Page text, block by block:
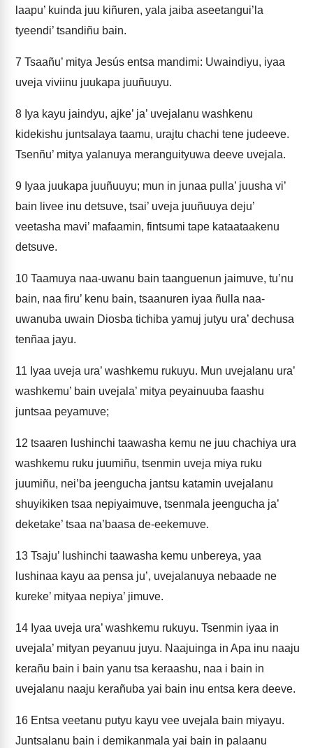
laapu’ kuinda juu kiñuren, yala jaiba aseetangui’la
tyeendi’ tsandiñu bain.
7 Tsaañu’ mitya Jesús entsa mandimi: Uwaindiyu, iyaa
uveja viviinu juukapa juuñuuyu.
8 Iya kayu jaindyu, ajke’ ja’ uvejalanu washkenu
kidekishu juntsalaya taamu, urajtu chachi tene judeeve.
Tsenñu’ mitya yalanuya meranguityuwa deeve uvejala.
9 Iyaa juukapa juuñuuyu; mun in junaa pulla’ juusha vi’
bain livee inu detsuve, tsai’ uveja juuñuuya deju’
veetasha mavi’ mafaamin, fintsumi tape kataataakenu
detsuve.
10 Taamuya naa-uwanu bain taanguenun jaimuve, tu’nu
bain, naa firu’ kenu bain, tsaanuren iyaa ñulla naa-
uwanuba uwain Diosba tichiba yamuj jutyu ura’ dechusa
tenñaa jayu.
11 Iyaa uveja ura’ washkemu rukuyu. Mun uvejalanu ura’
washkemu’ bain uvejala’ mitya peyainuuba faashu
juntsaa peyamuve;
12 tsaaren lushinchi taawasha kemu ne juu chachiya ura
washkemu ruku juumiñu, tsenmin uveja miya ruku
juumiñu, nei’ba jeengucha jantsu katamin uvejalanu
shuyikiken tsaa nepiyaimuve, tsenmala jeengucha ja’
deketake’ tsaa na’baasa de-eekemuve.
13 Tsaju’ lushinchi taawasha kemu unbereya, yaa
lushinaa kayu aa pensa ju’, uvejalanuya nebaade ne
kureke’ mityaa nepiya’ jimuve.
14 Iyaa uveja ura’ washkemu rukuyu. Tsenmin iyaa in
uvejala’ mityan peyanuu juyu. Naajuinga in Apa inu naaju
kerañu bain i bain yanu tsa keraashu, naa i bain in
uvejalanu naaju kerañuba yai bain inu entsa kera deeve.
16 Entsa veetanu putyu kayu vee uvejala bain miyayu.
Juntsalanu bain i demikanmala yai bain in palaanu